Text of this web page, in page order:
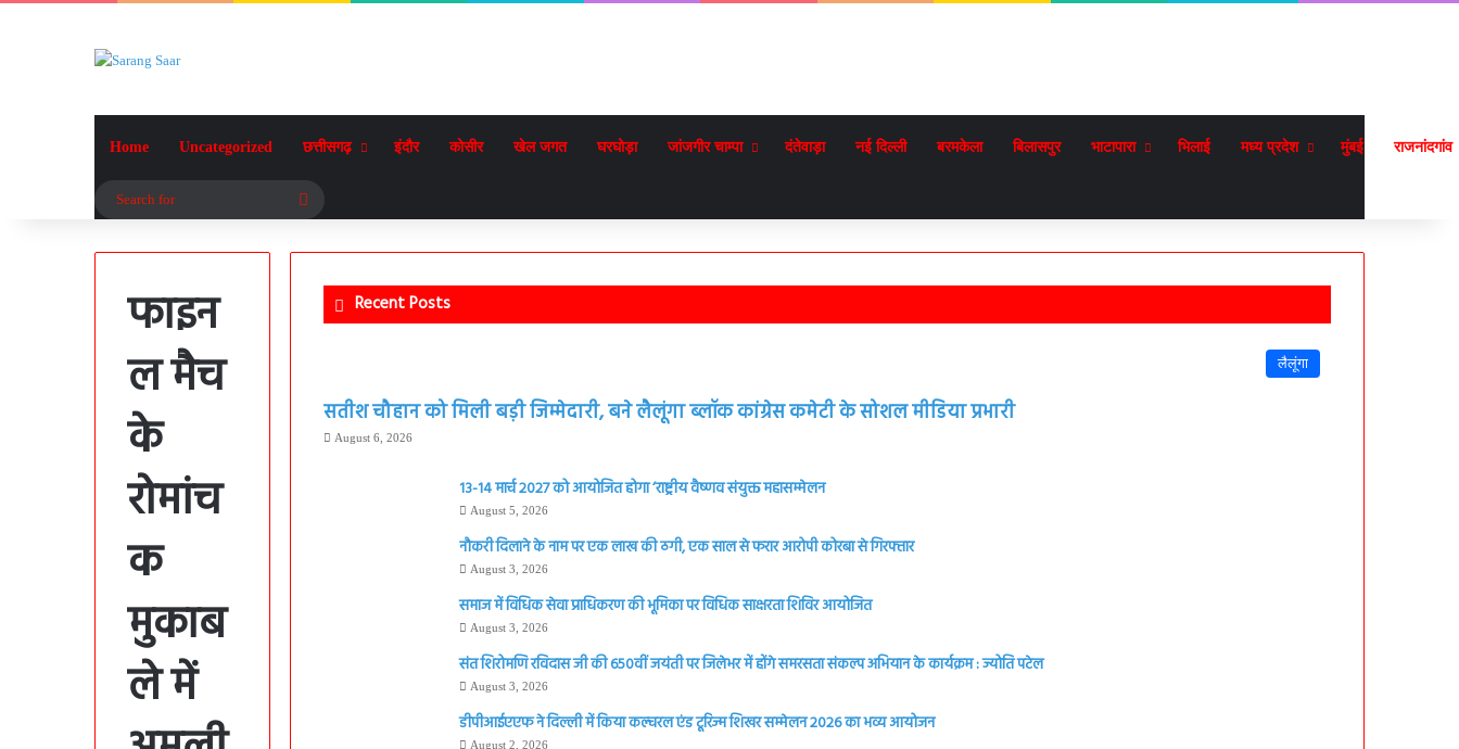
Home Uncategorized छत्तीसगढ़ इंदौर कोसीर खेल जगत घरघोड़ा जांजगीर चाम्पा दंतेवाड़ा नई दिल्ली बरमकेला बिलासपुर भाटापारा भिलाई मध्य प्रदेश मुंबई राजनांदगांव
Search
फाइन
ल मैच
के
रोमांच
क
मुकाब
ले में
Recent Posts
लैलूंगा
सतीश चौहान को मिली बड़ी जिम्मेदारी, बने लैलूंगा ब्लॉक कांग्रेस कमेटी के सोशल मीडिया प्रभारी
August 6, 2026
13-14 मार्च 2027 को आयोजित होगा ‘राष्ट्रीय वैष्णव संयुक्त महासम्मेलन
August 5, 2026
नौकरी दिलाने के नाम पर एक लाख की ठगी, एक साल से फरार आरोपी कोरबा से गिरफ्तार
August 3, 2026
समाज में विधिक सेवा प्राधिकरण की भूमिका पर विधिक साक्षरता शिविर आयोजित
August 3, 2026
संत शिरोमणि रविदास जी की 650वीं जयंती पर जिलेभर में होंगे समरसता संकल्प अभियान के कार्यक्रम : ज्योति पटेल
August 3, 2026
डीपीआईएएफ ने दिल्ली में किया कल्चरल एंड टूरिज्म शिखर सम्मेलन 2026 का भव्य आयोजन
August 2, 2026